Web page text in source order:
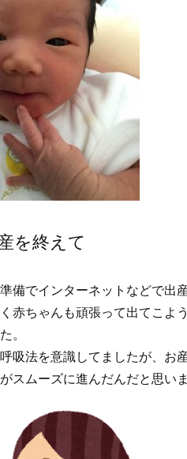
を終えて
備でインターネットなどで出
赤ちゃんも頑張って出てこよ
。
吸法を意識してましたが、お
スムーズに進んだんだと思いま